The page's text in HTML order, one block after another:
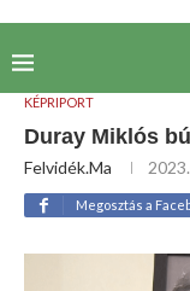
KÉPRIPORT
Duray Miklós
Felvidék.ma
Megosztás a